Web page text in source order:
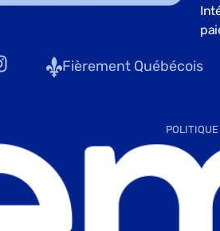
Fièrement Québécois